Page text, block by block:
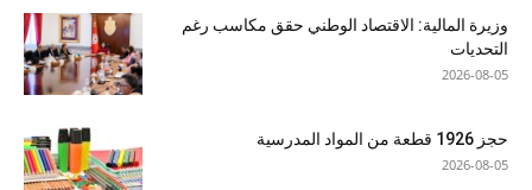
وزيرة المالية: الاقتصاد الوطني حقق مكاسب رغم
التحديات
2026-08-05
حجز 1926 قطعة من المواد المدرسية
2026-08-05